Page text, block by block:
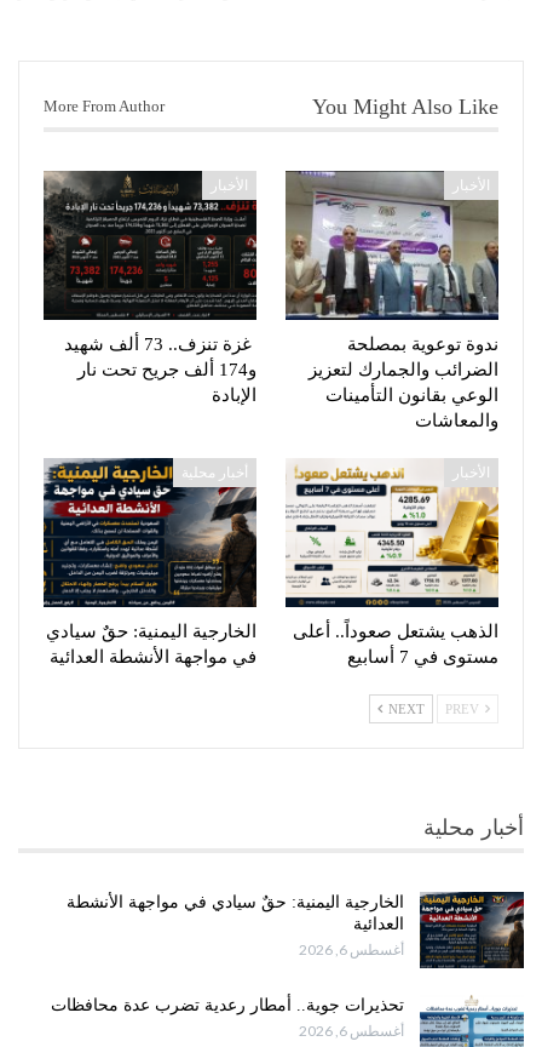
You Might Also Like
More From Author
الأخبار
ندوة توعوية بمصلحة
الضرائب والجمارك لتعزيز
الوعي بقانون التأمينات
والمعاشات
الأخبار
غزة تنزف.. 73 ألف شهيد
و174 ألف جريح تحت نار
الإبادة
الأخبار
الذهب يشتعل صعوداً.. أعلى
مستوى في 7 أسابيع
أخبار محلية
الخارجية اليمنية: حقٌ سيادي
في مواجهة الأنشطة العدائية
NEXT
أخبار محلية
الخارجية اليمنية: حقٌ سيادي في مواجهة الأنشطة
العدائية
أغسطس 6, 2026
تحذيرات جوية.. أمطار رعدية تضرب عدة محافظات
أغسطس 6, 2026